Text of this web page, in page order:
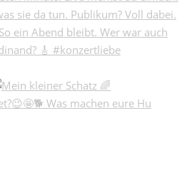
Was machen eure Hu